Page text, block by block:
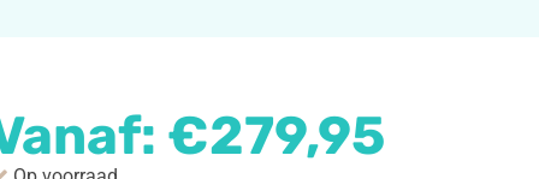
€279,95